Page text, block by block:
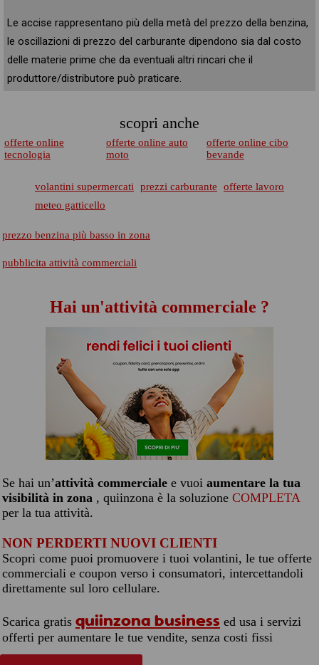
Le accise rappresentano più della metà del prezzo della benzina,
le oscillazioni di prezzo del carburante dipendono sia dal costo
delle materie prime che da eventuali altri rincari che il
produttore/distributore può praticare.
scopri anche
offerte online
tecnologia
offerte online auto
moto
offerte online cibo
bevande
volantini supermercati prezzi carburante
offerte lavoro
meteo gatticello
prezzo benzina più basso in zona
pubblicita attività commerciali
Hai un'attività commerciale ?
Se hai un’attività commerciale e vuoi aumentare la tua
visibilità in zona , quiinzona è la soluzione COMPLETA
per la tua attività.
NON PERDERTI NUOVI CLIENTI
Scopri come puoi promuovere i tuoi volantini, le tue offerte
commerciali e coupon verso i consumatori, intercettandoli
direttamente sul loro cellulare.
Scarica gratis quiinzona business ed usa i servizi
offerti per aumentare le tue vendite, senza costi fissi